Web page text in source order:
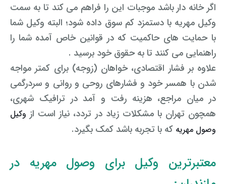
اگر خانه دار باشد موجبات این را فراهم می کند تا به سمت
وکیل مهریه با دستمزد کم سوق داده شود؛ البته وکیل شما
با حمایت های حاکمیت که در قوانین خاص آمده شما را
راهنمایی می کنند تا به حقوق خود برسید .
علاوه بر فشار اقتصادی، خواهان (زوجه) برای کمتر مواجه
شدن با همسر خود و فشارهای روحی و روانی و سردرگمی
در میان مراجع، هزینه رفت و آمد در ترافیک شهری،
همچون تهران با مشکلات زیاد در تردد، نیاز است از وکیل
وصول مهریه که با تجربه باشد کمک بگیرد.
معتبرترین وکیل برای وصول مهریه در